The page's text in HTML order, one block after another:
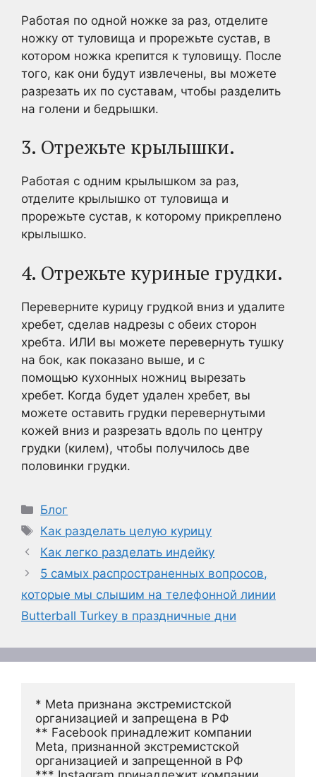
Работая по одной ножке за раз, отделите
ножку от туловища и прорежьте сустав, в
котором ножка крепится к туловищу. После
того, как они будут извлечены, вы можете
разрезать их по суставам, чтобы разделить
на голени и бедрышки.
3. Отрежьте крылышки.
Работая с одним крылышком за раз,
отделите крылышко от туловища и
прорежьте сустав, к которому прикреплено
крылышко.
4. Отрежьте куриные грудки.
Переверните курицу грудкой вниз и удалите
хребет, сделав надрезы с обеих сторон
хребта. ИЛИ вы можете перевернуть тушку
на бок, как показано выше, и с
помощью кухонных ножниц вырезать
хребет. Когда будет удален хребет, вы
можете оставить грудки перевернутыми
кожей вниз и разрезать вдоль по центру
грудки (килем), чтобы получилось две
половинки грудки.
Рубрики
Блог
Метки
Как разделать целую курицу
Как легко разделать индейку
5 самых распространенных вопросов,
которые мы слышим на телефонной линии
Butterball Turkey в праздничные дни
* Meta признана экстремистской
организацией и запрещена в РФ
** Facebook принадлежит компании
Meta, признанной экстремистской
организацией и запрещенной в РФ